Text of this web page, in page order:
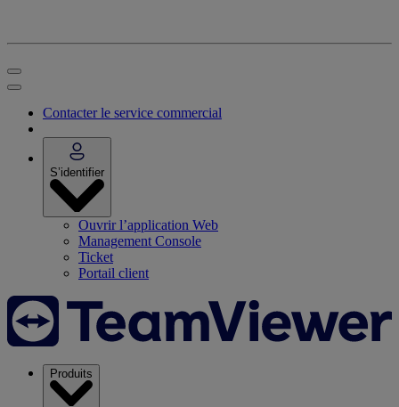
Contacter le service commercial
S’identifier
Ouvrir l’application Web
Management Console
Ticket
Portail client
Produits